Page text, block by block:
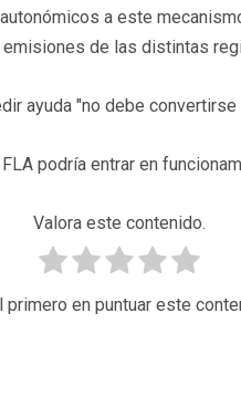
a este
de las distintas
ayuda "no debe convertirse
podría entrar en
Valora este contenido.
primero en puntuar este